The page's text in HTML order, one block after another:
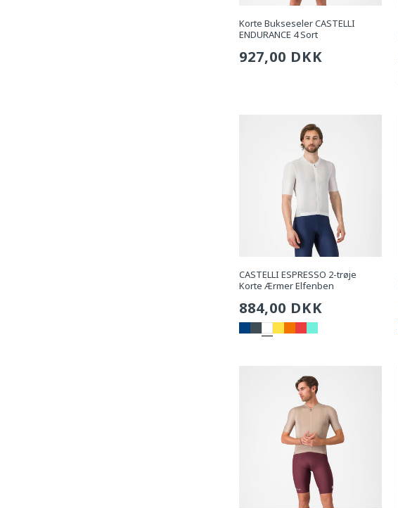
Korte Bukseseler CASTELLI
ENDURANCE 4 Sort
Sædvanlig
927,00 DKK
CASTELLI ESPRESSO 2-trøje
Korte Ærmer Elfenben
Sædvanlig
pris
884,00 DKK